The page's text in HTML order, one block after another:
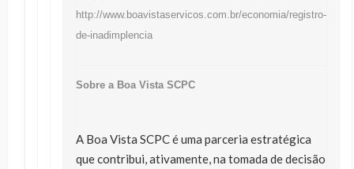
http://www.boavistaservicos.com.br/economia/registro-
de-inadimplencia
Sobre a Boa Vista SCPC
A Boa Vista SCPC é uma parceria estratégica
que contribui, ativamente, na tomada de decisão